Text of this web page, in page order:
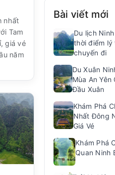
nhất
Tam
giá vé
năm
Bài viết mới
Du lịch
thời điểm lý
chuyến đi
Du Xuân
Mùa An Yên
Đầu Xuân
Khám Phá
Nhất Đông
Giá Vé
Khám Phá
Quan Ninh